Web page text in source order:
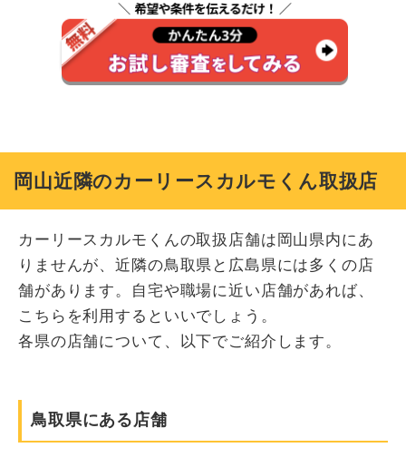
岡山近隣のカーリースカルモくん取扱店
カーリースカルモくんの取扱店舗は岡山県内にあ
りませんが、近隣の鳥取県と広島県には多くの店
舗があります。自宅や職場に近い店舗があれば、
こちらを利用するといいでしょう。
各県の店舗について、以下でご紹介します。
鳥取県にある店舗